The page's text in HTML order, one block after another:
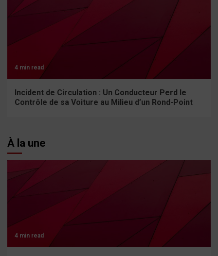
4 min read
Incident de Circulation : Un Conducteur Perd le
Contrôle de sa Voiture au Milieu d’un Rond-Point
À la une
4 min read